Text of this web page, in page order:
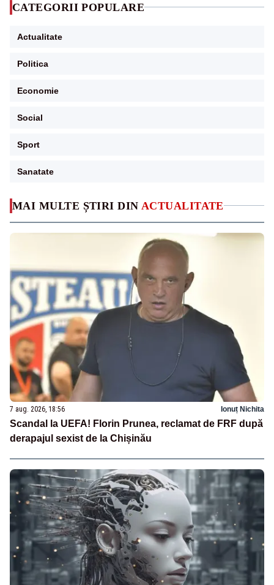
MAI MULTE ȘTIRI DIN ACTUALITATE
7 aug. 2026, 18:56 Ionuț Nichita
Scandal la UEFA! Florin Prunea, reclamat de FRF după
derapajul sexist de la Chișinău
CATEGORII POPULARE
Actualitate
Politica
Economie
Social
Sport
Sanatate